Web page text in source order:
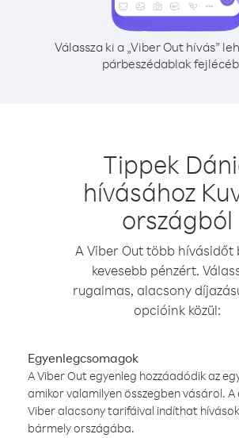
Válassza ki a „Viber Out hívás”
párbeszédablak
Tippek
hívásához
országból
A Viber Out több hívásidőt
kevesebb pénzért.
rugalmas, alacsony
opcióink közül:
Egyenlegcsomagok
A Viber Out egyenleg hozzáadódik az
amikor valamilyen összegben vásárol. A
Viber alacsony tarifáival indíthat
bármely országába.